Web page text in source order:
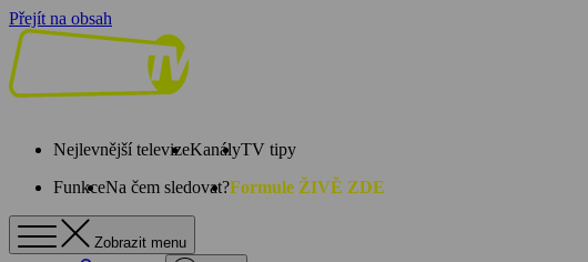
Přejít na obsah
Nejlevnější televizeKanályTV tipy
FunkceNa čem sledovat?Formule ŽIVĚ ZDE
Zobrazit menu